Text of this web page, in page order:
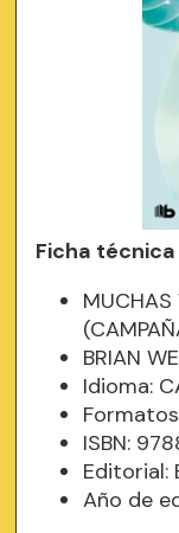
Ficha técnica
MUCHAS
BRIAN
Idioma:
ISBN:
Editorial:
Año de